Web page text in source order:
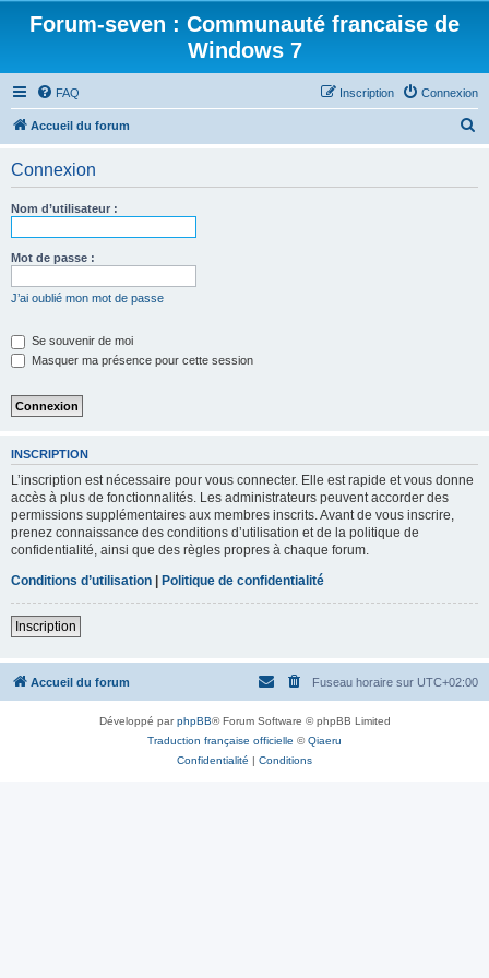
Forum-seven : Communauté francaise de
Windows 7
FAQ Connexion
Inscription
Accueil du forum
Connexion
Nom d’utilisateur :
Mot de passe :
J’ai oublié mon mot de passe
Se souvenir de moi
Masquer ma présence pour cette session
INSCRIPTION
L’inscription est nécessaire pour vous connecter. Elle est rapide et vous donne
accès à plus de fonctionnalités. Les administrateurs peuvent accorder des
permissions supplémentaires aux membres inscrits. Avant de vous inscrire,
prenez connaissance des conditions d’utilisation et de la politique de
confidentialité, ainsi que des règles propres à chaque forum.
Conditions d’utilisation | Politique de confidentialité
Inscription
Accueil du forum Fuseau horaire sur UTC+02:00
Développé parphpBB® Forum Software © phpBB Limited
Traduction française officielle ©Qiaeru
Confidentialité | Conditions